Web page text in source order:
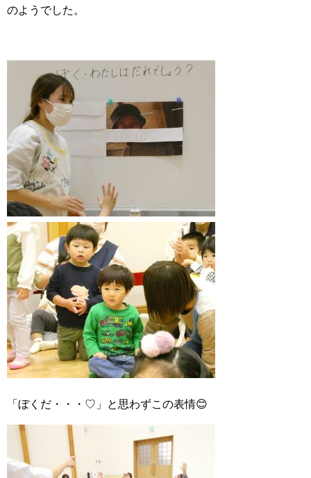
のようでした。
「ぼくだ・・・♡」と思わずこの表情😊